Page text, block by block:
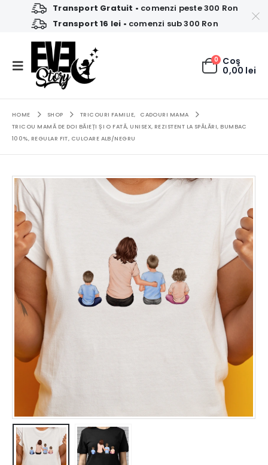
Transport Gratuit • comenzi peste 300 Ron
Transport 16 lei • comenzi sub 300 Ron
0 Coş
0,00 lei
HOME SHOP TRICOURI FAMILIE,
CADOURI MAMA
TRICOU MAMĂ DE DOI BĂIEȚI ȘI O FATĂ, UNISEX, REZISTENT LA SPĂLĂRI, BUMBAC
100%, REGULAR FIT, CULOARE ALB/NEGRU